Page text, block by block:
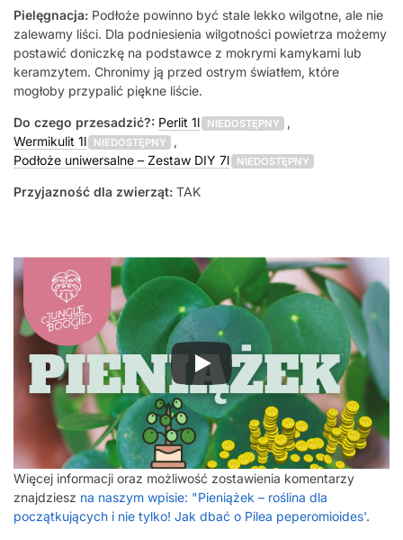
Pielęgnacja: Podłoże powinno być stale lekko wilgotne, ale nie
zalewamy liści. Dla podniesienia wilgotności powietrza możemy
postawić doniczkę na podstawce z mokrymi kamykami lub
keramzytem. Chronimy ją przed ostrym światłem, które
mogłoby przypalić piękne liście.
Do czego przesadzić?: Perlit 1l NIEDOSTĘPNY
,
Wermikulit 1l
NIEDOSTĘPNY
,
Podłoże uniwersalne – Zestaw DIY 7l
NIEDOSTĘPNY
Przyjazność dla zwierząt: TAK
Więcej informacji oraz możliwość zostawienia komentarzy
znajdziesz na naszym wpisie: "Pieniążek – roślina dla
początkujących i nie tylko! Jak dbać o Pilea peperomioides'.